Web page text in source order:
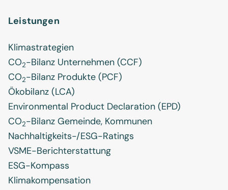
Leistungen
Klimastrategien
CO2-Bilanz Unternehmen (CCF)
CO2-Bilanz Produkte (PCF)
Ökobilanz (LCA)
Environmental Product Declaration (EPD)
CO2-Bilanz Gemeinde, Kommunen
Nachhaltigkeits-/ESG-Ratings
VSME-Berichterstattung
ESG-Kompass
Klimakompensation